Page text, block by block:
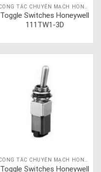
Toggle Switches Honeywell
111TW1-3D
Toggle Switches Honeywell